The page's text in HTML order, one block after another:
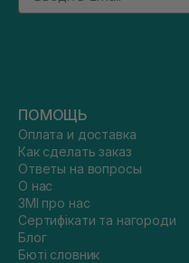
ПОМОЩЬ
Оплата и доставка
Как сделать заказ
Ответы на вопросы
О нас
ЗМІ про нас
Сертифікати та нагороди
Блог
Бюті словник